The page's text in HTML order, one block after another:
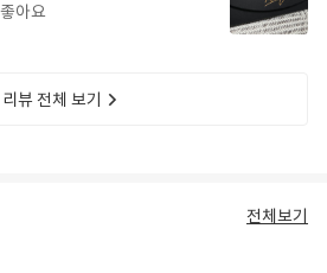
아요
리뷰 전체 보기
전체보기